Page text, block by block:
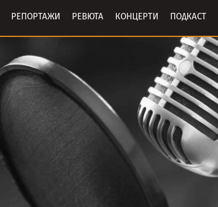
РЕПОРТАЖИ РЕВЮТА КОНЦЕРТИ ПОДКАСТ